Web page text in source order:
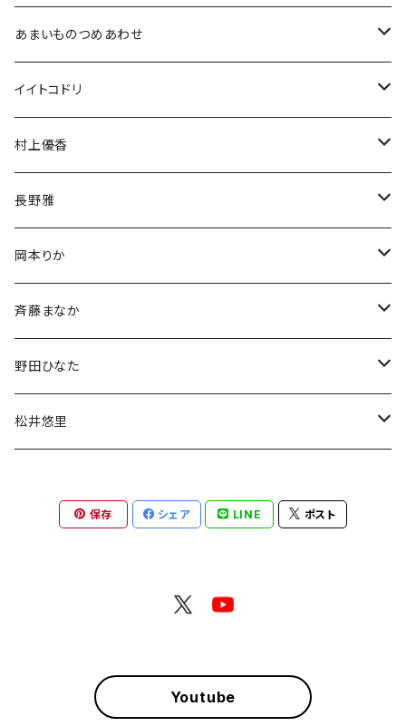
Tシャツ
アクスタ
Tシャツ
Tシャツ
生誕グッズ
アクスタ
Tシャツ
ブロマイド
生誕グッズ
アクスタ
Tシャツ
生誕祭グッズ
アクスタ
Tシャツ
チェキ
あまいものつめあわせ
アクリルスタンド
アクリルキーホルダー
イイトコドリ
Tシャツ
村上優香
チェキ
長野雅
チェキ
岡本りか
チェキ
デコチェキ
斉藤まなか
チェキ
野田ひなた
チェキ
松井悠里
保存 シェア LINE ポスト
Youtube